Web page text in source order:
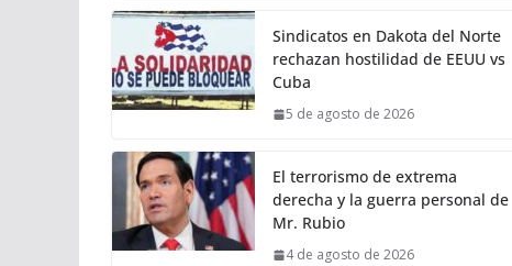
Sindicatos en Dakota del Norte
rechazan hostilidad de EEUU vs
Cuba
5 de agosto de 2026
El terrorismo de extrema
derecha y la guerra personal de
Mr. Rubio
4 de agosto de 2026